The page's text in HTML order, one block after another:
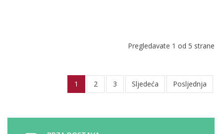
Pregledavate 1 od 5 strane
1 2 3 Sljedeća Posljednja